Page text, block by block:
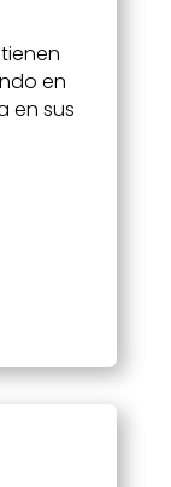
en
en sus